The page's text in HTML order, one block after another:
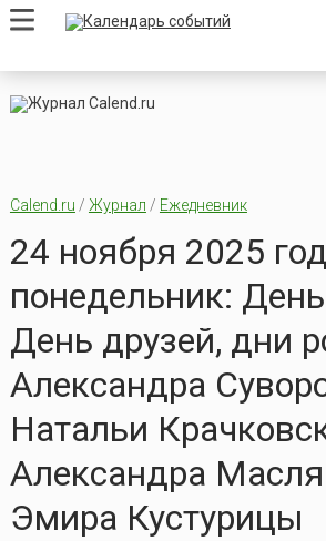
Calend.ru / Журнал / Ежедневник
24 ноября 2025
понедельник:
День друзей, дни
Александра
Натальи
Александра
Эмира Кустурицы